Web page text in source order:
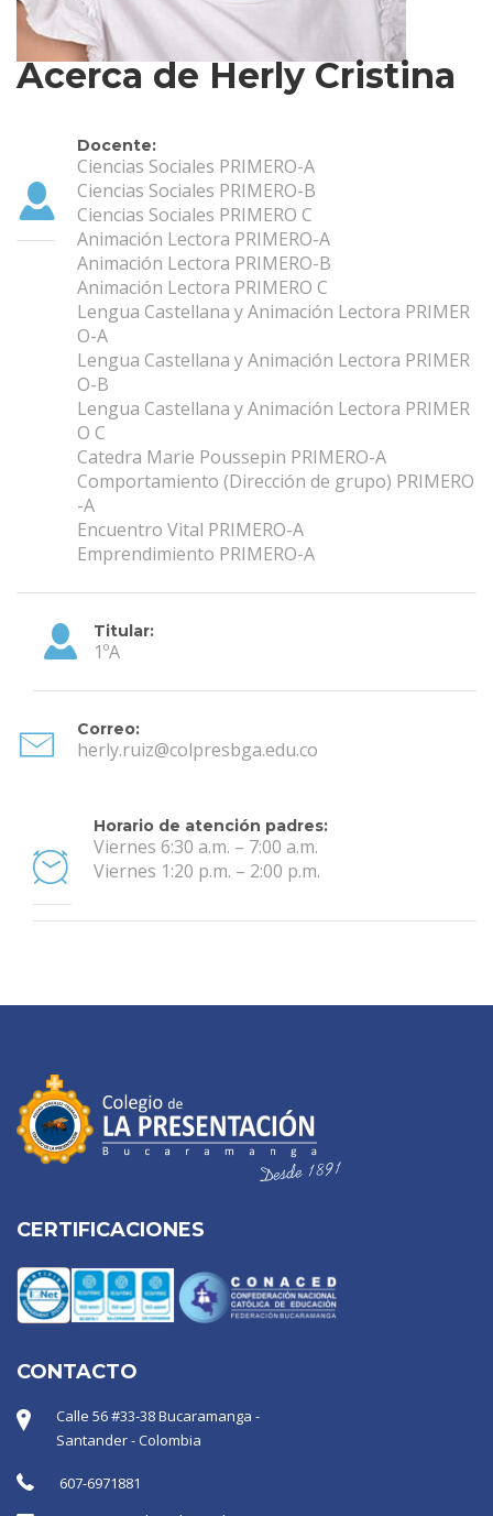
Acerca de Herly Cristina
Docente:
Ciencias Sociales PRIMERO-A
Ciencias Sociales PRIMERO-B
Ciencias Sociales PRIMERO C
Animación Lectora PRIMERO-A
Animación Lectora PRIMERO-B
Animación Lectora PRIMERO C
Lengua Castellana y Animación Lectora PRIMER
O-A
Lengua Castellana y Animación Lectora PRIMER
O-B
Lengua Castellana y Animación Lectora PRIMER
O C
Catedra Marie Poussepin PRIMERO-A
Comportamiento (Dirección de grupo) PRIMERO
-A
Encuentro Vital PRIMERO-A
Emprendimiento PRIMERO-A
Titular:
1ºA
Correo:
herly.ruiz@colpresbga.edu.co
Horario de atención padres:
Viernes 6:30 a.m. – 7:00 a.m.
Viernes 1:20 p.m. – 2:00 p.m.
CERTIFICACIONES
CONTACTO
Calle 56 #33-38 Bucaramanga -
Santander - Colombia
607-6971881